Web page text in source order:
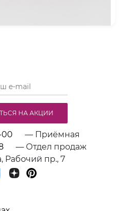
00
— Приёмная
— Отдел продаж
Рабочий пр., 7
НА АКЦИИ